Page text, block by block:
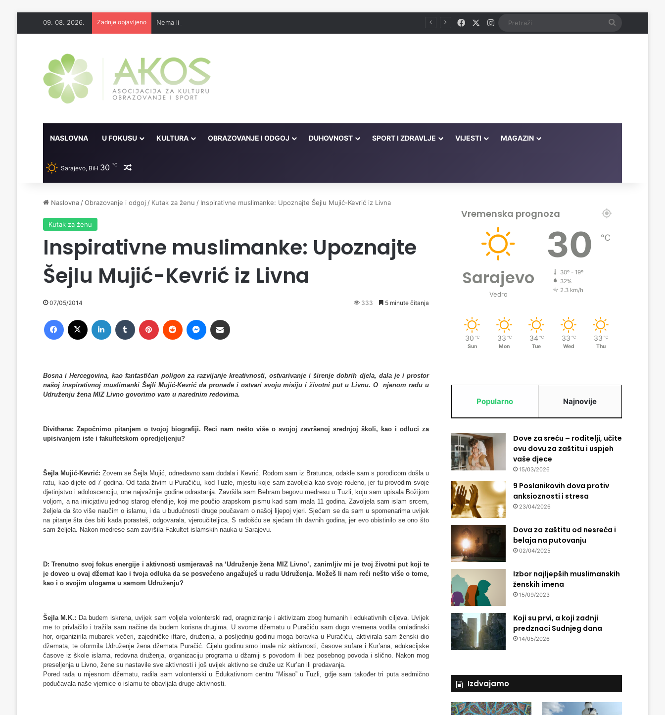
09. 08. 2026. Zadnje objavljeno Nema lijeka u onome što je zabranjeno FacebookInstagram Pretraži
NASLOVNA U FOKUSU KULTURA OBRAZOVANJE I ODGOJ DUHOVNOST SPORT I ZDRAVLJE VIJESTI MAGAZIN
Sarajevo, BiH 30 ℃ Random članak
Naslovna /Obrazovanje i odgoj / Kutak za ženu / Inspirativne muslimanke: Upoznajte Šejlu Mujić-Kevrić iz Livna
Kutak za ženu
Inspirativne muslimanke: Upoznajte
Šejlu Mujić-Kevrić iz Livna
07/05/2014 333 5 minute čitanja
Bosna i Hercegovina, kao fantastičan poligon za razvijanje kreativnosti, ostvarivanje i širenje dobrih djela, dala je i prostor
našoj inspirativnoj muslimanki Šejli Mujić-Kevrić da pronađe i ostvari svoju misiju i životni put u Livnu. O njenom radu u
Udruženju žena MIZ Livno govorimo vam u narednim redovima.
Divithana: Započnimo pitanjem o tvojoj biografiji. Reci nam nešto više o svojoj završenoj srednjoj školi, kao i odluci za
upisivanjem iste i fakultetskom opredjeljenju?
Šejla Mujić-Kevrić: Zovem se Šejla Mujić, odnedavno sam dodala i Kevrić. Rodom sam iz Bratunca, odakle sam s porodicom došla u
ratu, kao dijete od 7 godina. Od tada živim u Puračiću, kod Tuzle, mjestu koje sam zavoljela kao svoje rođeno, jer tu provodim svoje
djetinjstvo i adoloscenciju, one najvažnije godine odrastanja. Završila sam Behram begovu medresu u Tuzli, koju sam upisala Božijom
voljom, a na iniicjativu jednog starog efendije, koji me poučio arapskom pismu kad sam imala 11 godina. Zavoljela sam islam srcem,
željela da što više naučim o islamu, i da u budućnosti druge poučavam o našoj lijepoj vjeri. Sjećam se da sam u spomenarima uvijek
na pitanje šta ćes biti kada porasteš, odgovarala, vjeroučiteljica. S radošću se sjećam tih davnih godina, jer evo obistinilo se ono što
sam željela. Nakon medrese sam završila Fakultet islamskih nauka u Sarajevu.
D: Trenutno svoj fokus energije i aktivnosti usmjeravaš na ‘Udruženje žena MIZ Livno’, zanimljiv mi je tvoj životni put koji te
je doveo u ovaj džemat kao i tvoja odluka da se posvećeno angažuješ u radu Udruženja. Možeš li nam reći nešto više o tome,
kao i o svojim ulogama u samom Udruženju?
Šejla M.K.: Da budem iskrena, uvijek sam voljela volonterski rad, oragniziranje i aktivizam zbog humanih i edukativnih ciljeva. Uvijek
me to privlačilo i tražila sam načine da budem korisna drugima. U svome džematu u Puračiću sam dugo vremena vodila omladinski
hor, organizirila mubarek večeri, zajedničke iftare, druženja, a posljednju godinu moga boravka u Puračiću, aktivirala sam ženski dio
džemata, te oformila Udruženje žena džemata Puračić. Cijelu godinu smo imale niz aktivnosti, časove sufare i Kur’ana, edukacijske
časove iz škole islama, redovna druženja, organizaciju programa u džamiji s povodom ili bez posebnog povoda i slično. Nakon mog
preseljenja u Livno, žene su nastavile sve aktivnosti i još uvijek aktivno se druže uz Kur’an ili predavanja.
Pored rada u mjesnom džematu, radila sam volonterski u Edukativnom centru “Misao” u Tuzli, gdje sam također tri puta sedmično
podučavala naše vjernice o islamu te obavljala druge aktivnosti.
Vremenska prognoza
Sarajevo
Vedro
30 ℃
30º - 19º
32%
2.3 km/h
30 ℃
Sun
33 ℃
Mon
34 ℃
Tue
33 ℃
Wed
33 ℃
Thu
Popularno Najnovije
Dove za sreću – roditelji, učite
ovu dovu za zaštitu i uspjeh
vaše djece
15/03/2026
9 Poslanikovih dova protiv
anksioznosti i stresa
23/04/2026
Dova za zaštitu od nesreća i
belaja na putovanju
02/04/2025
Izbor najljepših muslimanskih
ženskih imena
15/09/2023
Koji su prvi, a koji zadnji
predznaci Sudnjeg dana
14/05/2026
Izdvajamo